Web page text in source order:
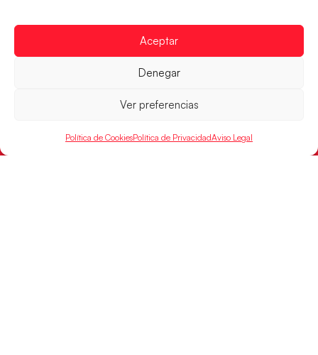
Aceptar
Denegar
Ver preferencias
Política de CookiesPolítica de PrivacidadAviso Legal
RFEBM © 2024. Todos los derechos reservados –
Desarrollado por